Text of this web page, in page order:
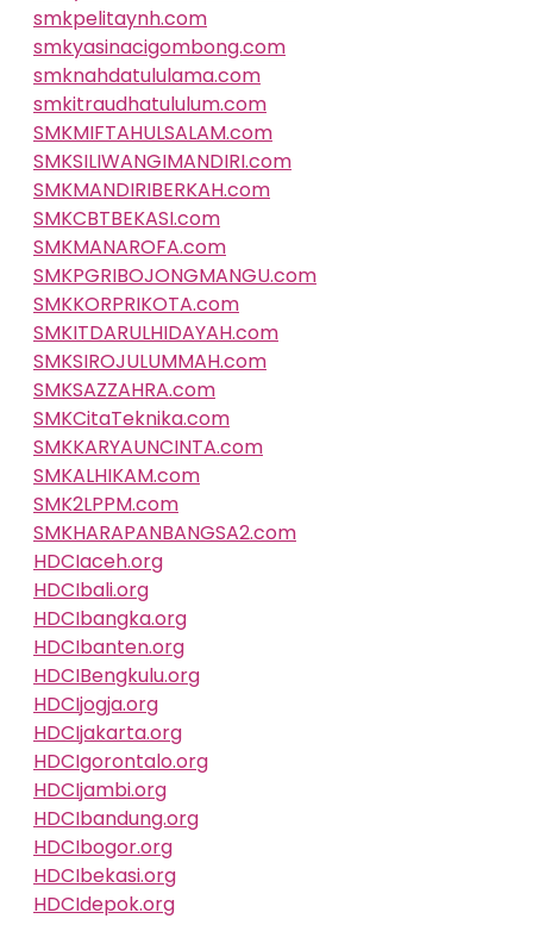
smkpelitaynh.com
smkyasinacigombong.com
smknahdatululama.com
smkitraudhatululum.com
SMKMIFTAHULSALAM.com
SMKSILIWANGIMANDIRI.com
SMKMANDIRIBERKAH.com
SMKCBTBEKASI.com
SMKMANAROFA.com
SMKPGRIBOJONGMANGU.com
SMKKORPRIKOTA.com
SMKITDARULHIDAYAH.com
SMKSIROJULUMMAH.com
SMKSAZZAHRA.com
SMKCitaTeknika.com
SMKKARYAUNCINTA.com
SMKALHIKAM.com
SMK2LPPM.com
SMKHARAPANBANGSA2.com
HDCIaceh.org
HDCIbali.org
HDCIbangka.org
HDCIbanten.org
HDCIBengkulu.org
HDCIjogja.org
HDCIjakarta.org
HDCIgorontalo.org
HDCIjambi.org
HDCIbandung.org
HDCIbogor.org
HDCIbekasi.org
HDCIdepok.org